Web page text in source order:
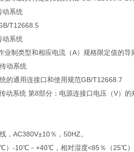
动系统
T12668.5
动系统
业制类型和相应电流（A）规格限定值的导
动系统
的通用连接口和使用规范GB/T12668.7
动系统 第8部分：电源连接口电压（V）
，AC380V±10％，50HZ。
）-10℃－+40℃，相对湿度<85％（25℃）